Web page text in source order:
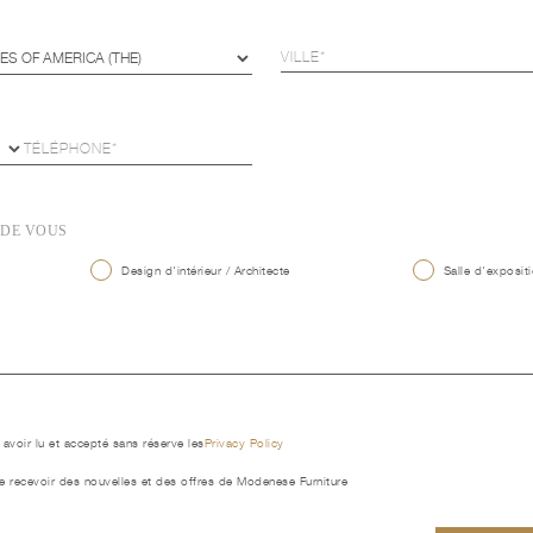
VOUS
Design d'intérieur / Architecte Salle
lu et accepté sans réserve lesPrivacy Policy
recevoir des nouvelles et des offres de Modenese Furniture